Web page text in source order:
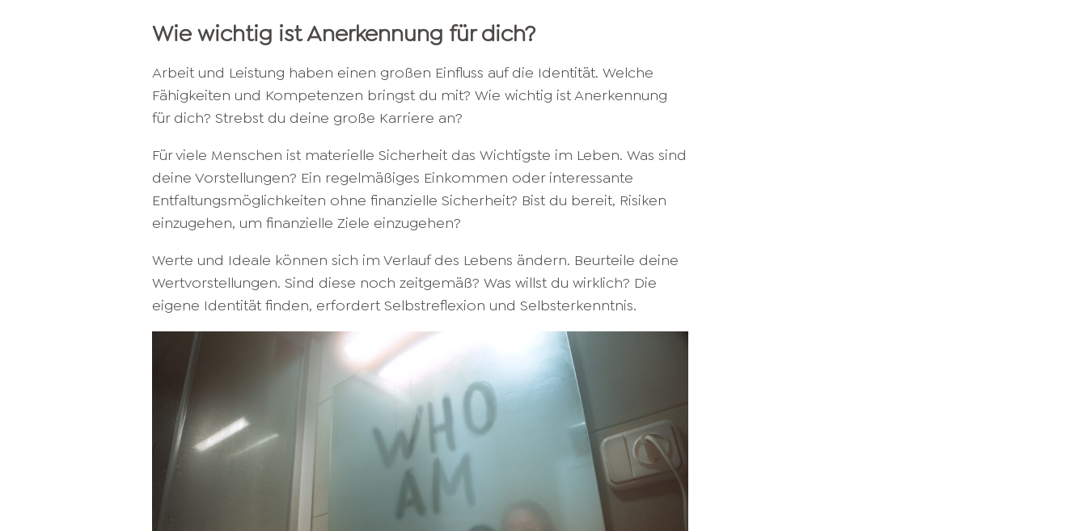
Wie wichtig ist Anerkennung für dich?
Arbeit und Leistung haben einen großen Einfluss auf die Identität. Welche
Fähigkeiten und Kompetenzen bringst du mit? Wie wichtig ist Anerkennung
für dich? Strebst du deine große Karriere an?
Für viele Menschen ist materielle Sicherheit das Wichtigste im Leben. Was sind
deine Vorstellungen? Ein regelmäßiges Einkommen oder interessante
Entfaltungsmöglichkeiten ohne finanzielle Sicherheit? Bist du bereit, Risiken
einzugehen, um finanzielle Ziele einzugehen?
Werte und Ideale können sich im Verlauf des Lebens ändern. Beurteile deine
Wertvorstellungen. Sind diese noch zeitgemäß? Was willst du wirklich? Die
eigene Identität finden, erfordert Selbstreflexion und Selbsterkenntnis.